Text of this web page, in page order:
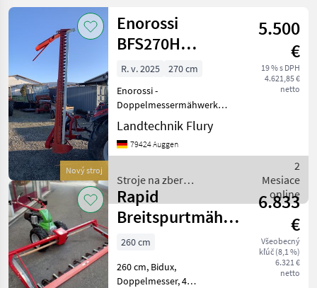
Nový stroj
Enorossi
BFS270H
Doppelmessermähwerk
5.500
€
19 % s DPH
4.621,85 €
netto
R. v. 2025
270 cm
Enorossi -
Doppelmessermähwerk
Typ: BFS 270H Ausführung:
Heckanbau - Neu -
Arbeitsbreite 270cm -
Senkdrossel - Enorossi
Patent mit bew
Landtechnik Flury
79424 Auggen
Stroje na zber
objemových krmív /
Enorossi
2
Mesiace
online
Rapid
Breitspurtmähwerk
BM 260
6.833
€
Všeobecný
kľúč (8,1 %)
6.321 €
netto
260 cm
260 cm, Bidux,
Doppelmesser, 4